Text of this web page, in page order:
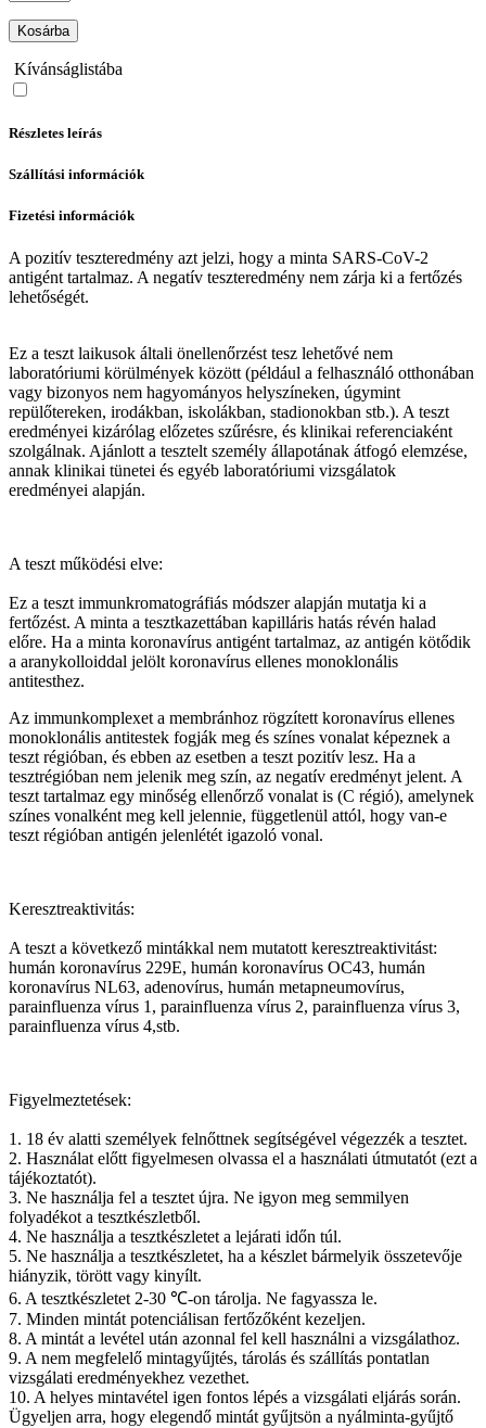
Kosárba
Kívánságlistába
Részletes leírás
Szállítási információk
Fizetési információk
A pozitív teszteredmény azt jelzi, hogy a minta SARS-CoV-2
antigént tartalmaz. A negatív teszteredmény nem zárja ki a fertőzés
lehetőségét.
Ez a teszt laikusok általi önellenőrzést tesz lehetővé nem
laboratóriumi körülmények között (például a felhasználó otthonában
vagy bizonyos nem hagyományos helyszíneken, úgymint
repülőtereken, irodákban, iskolákban, stadionokban stb.). A teszt
eredményei kizárólag előzetes szűrésre, és klinikai referenciaként
szolgálnak. Ajánlott a tesztelt személy állapotának átfogó elemzése,
annak klinikai tünetei és egyéb laboratóriumi vizsgálatok
eredményei alapján.
A teszt működési elve:
Ez a teszt immunkromatográfiás módszer alapján mutatja ki a
fertőzést. A minta a tesztkazettában kapilláris hatás révén halad
előre. Ha a minta koronavírus antigént tartalmaz, az antigén kötődik
a aranykolloiddal jelölt koronavírus ellenes monoklonális
antitesthez.
Az immunkomplexet a membránhoz rögzített koronavírus ellenes
monoklonális antitestek fogják meg és színes vonalat képeznek a
teszt régióban, és ebben az esetben a teszt pozitív lesz. Ha a
tesztrégióban nem jelenik meg szín, az negatív eredményt jelent. A
teszt tartalmaz egy minőség ellenőrző vonalat is (C régió), amelynek
színes vonalként meg kell jelennie, függetlenül attól, hogy van-e
teszt régióban antigén jelenlétét igazoló vonal.
Keresztreaktivitás:
A teszt a következő mintákkal nem mutatott keresztreaktivitást:
humán koronavírus 229E, humán koronavírus OC43, humán
koronavírus NL63, adenovírus, humán metapneumovírus,
parainfluenza vírus 1, parainfluenza vírus 2, parainfluenza vírus 3,
parainfluenza vírus 4,stb.
Figyelmeztetések:
1. 18 év alatti személyek felnőttnek segítségével végezzék a tesztet.
2. Használat előtt figyelmesen olvassa el a használati útmutatót (ezt a
tájékoztatót).
3. Ne használja fel a tesztet újra. Ne igyon meg semmilyen
folyadékot a tesztkészletből.
4. Ne használja a tesztkészletet a lejárati időn túl.
5. Ne használja a tesztkészletet, ha a készlet bármelyik összetevője
hiányzik, törött vagy kinyílt.
6. A tesztkészletet 2-30 ℃-on tárolja. Ne fagyassza le.
7. Minden mintát potenciálisan fertőzőként kezeljen.
8. A mintát a levétel után azonnal fel kell használni a vizsgálathoz.
9. A nem megfelelő mintagyűjtés, tárolás és szállítás pontatlan
vizsgálati eredményekhez vezethet.
10. A helyes mintavétel igen fontos lépés a vizsgálati eljárás során.
Ügyeljen arra, hogy elegendő mintát gyűjtsön a nyálminta-gyűjtő